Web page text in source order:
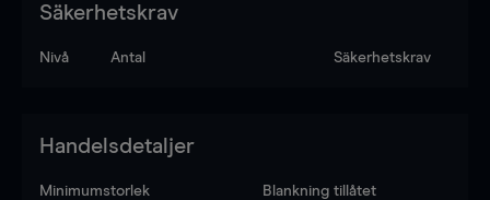
Säkerhetskrav
Nivå Antal Säkerhetskrav
Handelsdetaljer
Minimumstorlek Blankning tillåtet